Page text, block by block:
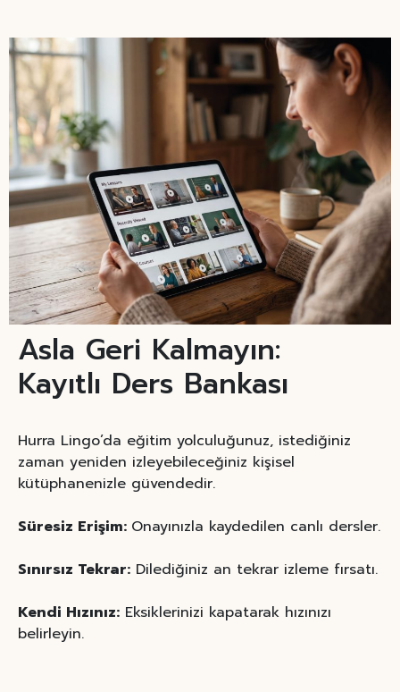
Asla Geri Kalmayın:
Kayıtlı Ders Bankası
Hurra Lingo’da eğitim yolculuğunuz, istediğiniz
zaman yeniden izleyebileceğiniz kişisel
kütüphanenizle güvendedir.
Süresiz Erişim: Onayınızla kaydedilen canlı dersler.
Sınırsız Tekrar: Dilediğiniz an tekrar izleme fırsatı.
Kendi Hızınız: Eksiklerinizi kapatarak hızınızı
belirleyin.